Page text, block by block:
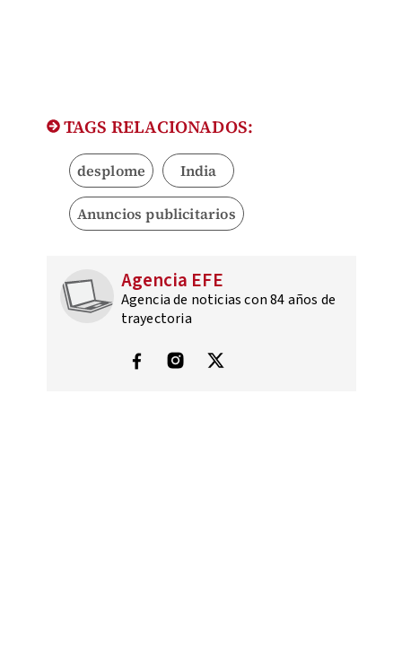
TAGS RELACIONADOS:
desplome India
Anuncios publicitarios
Agencia EFE
Agencia de noticias con 84 años de
trayectoria